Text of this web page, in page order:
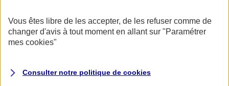
Vous êtes libre de les accepter, de les refuser comme de
changer d'avis à tout moment en allant sur "Paramétrer
mes cookies"
Consulter notre politique de cookies